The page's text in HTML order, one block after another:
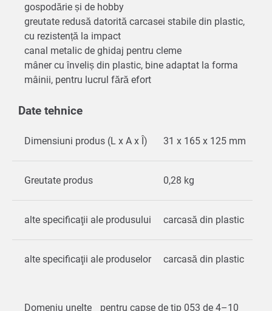
gospodărie și de hobby
greutate redusă datorită carcasei stabile din plastic,
cu rezistență la impact
canal metalic de ghidaj pentru cleme
mâner cu înveliș din plastic, bine adaptat la forma
mâinii, pentru lucrul fără efort
Date tehnice
Dimensiuni produs (L x A x Î) 31 x 165 x 125 mm
Greutate produs 0,28 kg
alte specificaţii ale produsului carcasă din plastic
alte specificaţii ale produselor carcasă din plastic
Domeniu unelte
pentru capse de tip 053 de 4–10